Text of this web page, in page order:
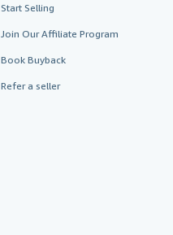
Start Selling
Join Our Affiliate Program
Book Buyback
Refer a seller